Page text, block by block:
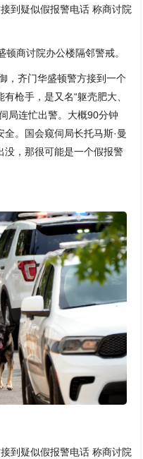
到疑似假报警电话 称商讨院
商讨院办公楼隔邻警戒。
，齐门华盛顿警方接到一个
枪手，是又名“躯壳肥大、
局连忙出警。大概90分钟
。国会窥伺局长托马斯·曼
没，那很可能是一个假报警
到疑似假报警电话 称商讨院